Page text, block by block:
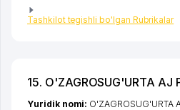
Tashkilot tegishli bo'lgan Rubrikalar
15. O'ZAGROSUG'URTA AJ
Yuridik nomi: O'ZAGROSUG'URTA